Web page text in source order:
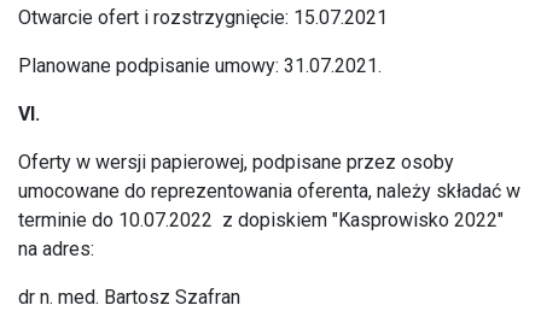
Otwarcie ofert i rozstrzygnięcie: 15.07.2021
Planowane podpisanie umowy: 31.07.2021.
VI.
Oferty w wersji papierowej, podpisane przez osoby
umocowane do reprezentowania oferenta, należy składać w
terminie do 10.07.2022 z dopiskiem "Kasprowisko 2022"
na adres:
dr n. med. Bartosz Szafran